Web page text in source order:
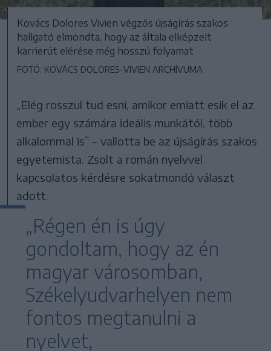
Kovács Dolores Vivien végzős újságírás szakos
hallgató elmondta, hogy az általa elképzelt
karrierút elérése még hosszú folyamat
FOTÓ: KOVÁCS DOLORES-VIVIEN ARCHÍVUMA
„Elég rosszul tud esni, amikor emiatt esik el az
ember egy számára ideális munkától, több
alkalommal is” – vallotta be az újságírás szakos
egyetemista. Zsolt a román nyelvvel
kapcsolatos kérdésre sokatmondó választ
adott.
„Régen én is úgy
gondoltam, hogy az én
magyar városomban,
Székelyudvarhelyen nem
fontos megtanulni a
nyelvet,